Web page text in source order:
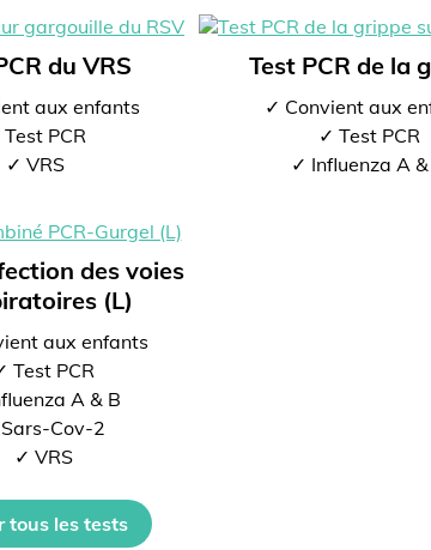
du VRS
aux enfants
PCR
✓ VRS
Test PCR de la
✓ Convient aux
✓ Test PCR
✓ Influenza A &
des voies
(L)
aux enfants
Test PCR
A & B
Cov-2
✓ VRS
tous les tests